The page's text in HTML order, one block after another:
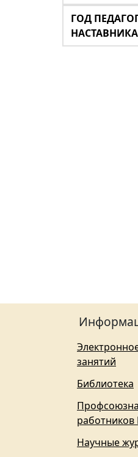
ГОД
НАСТАВНИКА
занятий
Библиотека
Научные